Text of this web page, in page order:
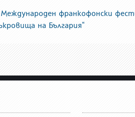
Международен франкофонски
на България“